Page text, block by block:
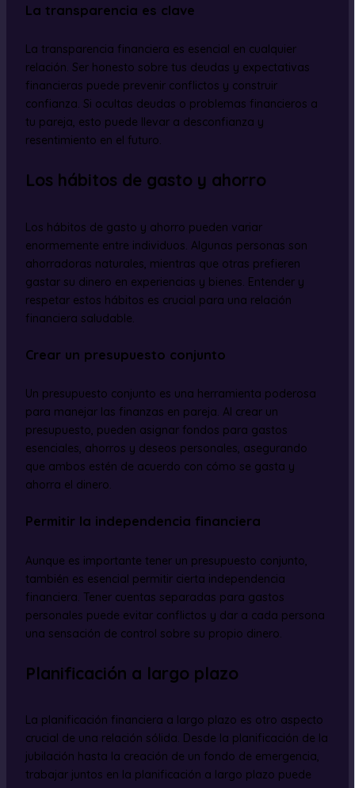
La transparencia es clave
La transparencia financiera es esencial en cualquier
relación. Ser honesto sobre tus deudas y expectativas
financieras puede prevenir conflictos y construir
confianza. Si ocultas deudas o problemas financieros a
tu pareja, esto puede llevar a desconfianza y
resentimiento en el futuro.
Los hábitos de gasto y ahorro
Los hábitos de gasto y ahorro pueden variar
enormemente entre individuos. Algunas personas son
ahorradoras naturales, mientras que otras prefieren
gastar su dinero en experiencias y bienes. Entender y
respetar estos hábitos es crucial para una relación
financiera saludable.
Crear un presupuesto conjunto
Un presupuesto conjunto es una herramienta poderosa
para manejar las finanzas en pareja. Al crear un
presupuesto, pueden asignar fondos para gastos
esenciales, ahorros y deseos personales, asegurando
que ambos estén de acuerdo con cómo se gasta y
ahorra el dinero.
Permitir la independencia financiera
Aunque es importante tener un presupuesto conjunto,
también es esencial permitir cierta independencia
financiera. Tener cuentas separadas para gastos
personales puede evitar conflictos y dar a cada persona
una sensación de control sobre su propio dinero.
Planificación a largo plazo
La planificación financiera a largo plazo es otro aspecto
crucial de una relación sólida. Desde la planificación de la
jubilación hasta la creación de un fondo de emergencia,
trabajar juntos en la planificación a largo plazo puede